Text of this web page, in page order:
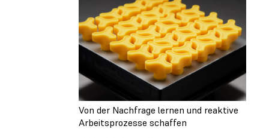
Von der Nachfrage lernen und reaktive
Arbeitsprozesse schaffen